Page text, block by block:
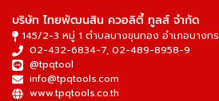
บริษัท ไทยพัฒนสิน ควอลิตี้ ทูลส์ จำกัด
145/2-3 หมู่ 1 ตำบลบางขุนกอง อำเภอบางก
02-432-6834-7, 02-489-8958-9
@tpqtool
info@tpqtools.com
www.tpqtools.co.th